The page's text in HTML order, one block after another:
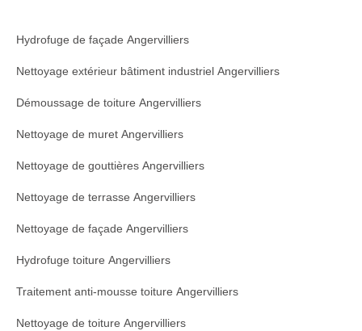
Hydrofuge de façade Angervilliers
Nettoyage extérieur bâtiment industriel Angervilliers
Démoussage de toiture Angervilliers
Nettoyage de muret Angervilliers
Nettoyage de gouttières Angervilliers
Nettoyage de terrasse Angervilliers
Nettoyage de façade Angervilliers
Hydrofuge toiture Angervilliers
Traitement anti-mousse toiture Angervilliers
Nettoyage de toiture Angervilliers